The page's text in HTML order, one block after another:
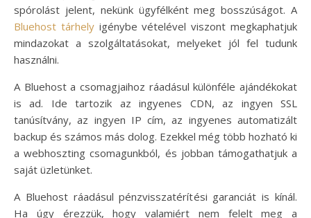
spórolást jelent, nekünk ügyfélként meg bosszúságot. A
Bluehost tárhelyigénybe vételével viszont megkaphatjuk
mindazokat a szolgáltatásokat, melyeket jól fel tudunk
használni.
A Bluehost a csomagjaihoz ráadásul különféle ajándékokat
is ad. Ide tartozik az ingyenes CDN, az ingyen SSL
tanúsítvány, az ingyen IP cím, az ingyenes automatizált
backup és számos más dolog. Ezekkel még több hozható ki
a webhoszting csomagunkból, és jobban támogathatjuk a
saját üzletünket.
A Bluehost ráadásul pénzvisszatérítési garanciát is kínál.
Ha úgy érezzük, hogy valamiért nem felelt meg a